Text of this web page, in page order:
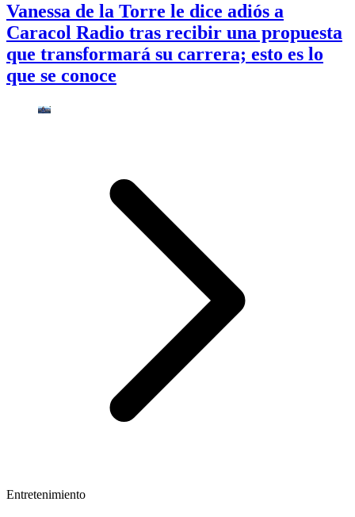
Vanessa de la Torre le dice adiós a
Caracol Radio tras recibir una propuesta
que transformará su carrera; esto es lo
que se conoce
Entretenimiento